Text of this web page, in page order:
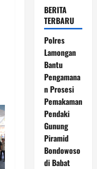
BERITA
TERBARU
Polres
Lamongan
Bantu
Pengamana
n Prosesi
Pemakaman
Pendaki
Gunung
Piramid
Bondowoso
di Babat